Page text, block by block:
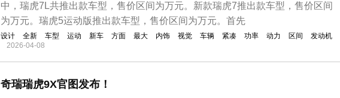
中，瑞虎7L共推出款车型，售价区间为万元。新款瑞虎7推出款车型，售价区间
为万元。瑞虎5运动版推出款车型，售价区间为万元。首先
设计 全新 车型 运动 新车 方面 最大 内饰 视觉 车辆 紧凑 功率 动力 区间
发动机
2026-04-08
奇瑞瑞虎9X官图发布！